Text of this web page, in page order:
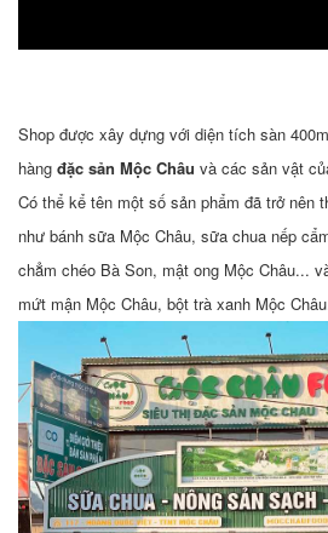
Shop được xây dựng với diện tích sàn
hàng đặc sản Mộc Châu và các sản vật
Có thể kể tên một số sản phẩm đã trở nên
như bánh sữa Mộc Châu, sữa chua nếp
chẳm chéo Bà Son, mật ong Mộc Châu...
mứt mận Mộc Châu, bột trà xanh Mộc